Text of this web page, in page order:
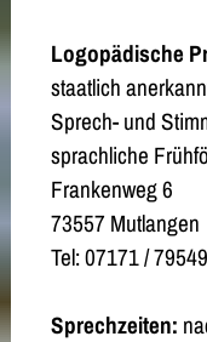
Logopädische
staatlich
Sprech- und
sprachliche
Frankenweg 6
73557 Mutlangen
Tel: 07171 /
Sprechzeiten: